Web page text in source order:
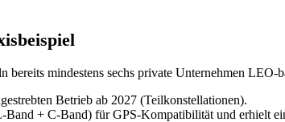
bereits mindestens sechs private Unternehmen
Betrieb ab 2027 (Teilkonstellationen).
+ C-Band) für GPS-Kompatibilität und erhielt